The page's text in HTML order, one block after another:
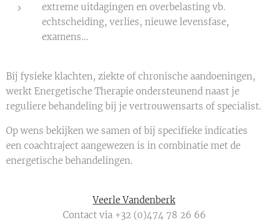
extreme uitdagingen en overbelasting vb.
echtscheiding, verlies, nieuwe levensfase,
examens...
Bij fysieke klachten, ziekte of chronische aandoeningen,
werkt Energetische Therapie ondersteunend naast je
reguliere behandeling bij je vertrouwensarts of specialist.
Op wens bekijken we samen of bij specifieke indicaties
een coachtraject aangewezen is in combinatie met de
energetische behandelingen.
Veerle Vandenberk
Contact via +32 (0)474 78 26 66